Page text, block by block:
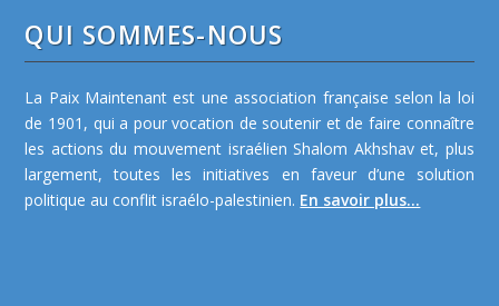
QUI SOMMES-NOUS
La Paix Maintenant est une association française selon la loi
de 1901, qui a pour vocation de soutenir et de faire connaître
les actions du mouvement israélien Shalom Akhshav et, plus
largement, toutes les initiatives en faveur d’une solution
politique au conflit israélo-palestinien. En savoir plus...